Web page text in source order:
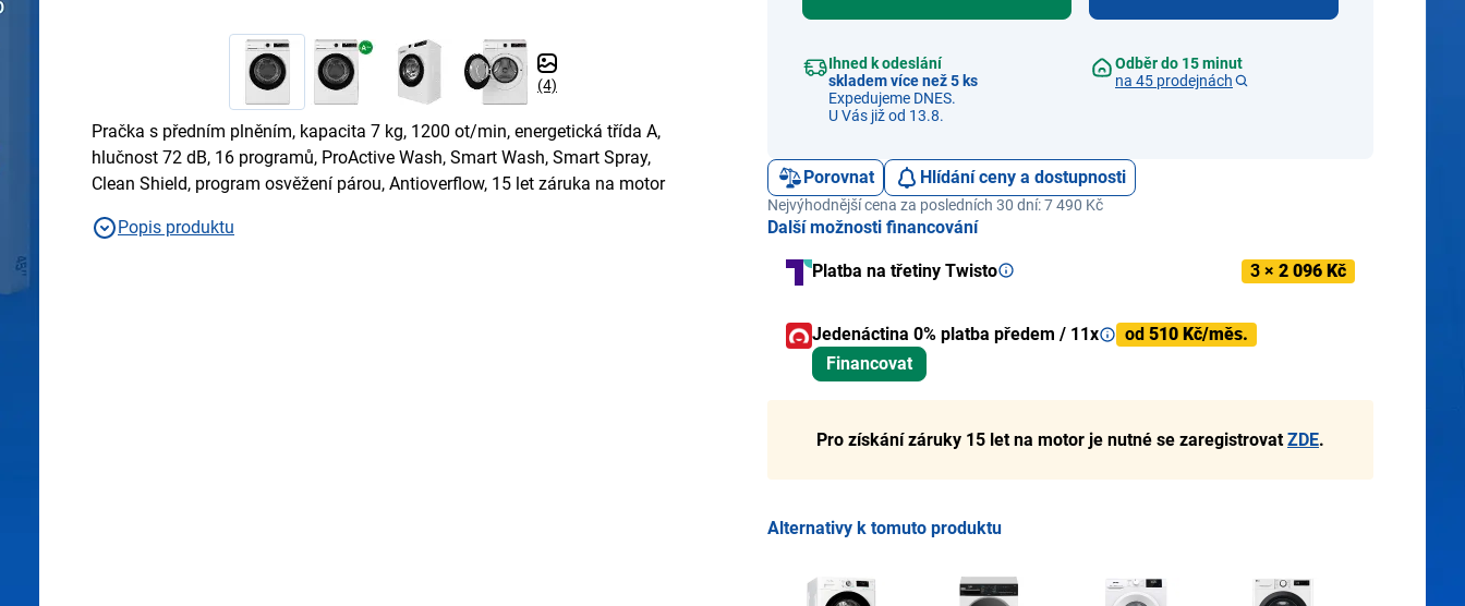
(4)
Pračka s předním plněním, kapacita 7 kg, 1200 ot/min, energetická třída A,
hlučnost 72 dB, 16 programů, ProActive Wash, Smart Wash, Smart Spray,
Clean Shield, program osvěžení párou, Antioverflow, 15 let záruka na motor
Popis produktu
Ihned k odeslání
skladem více než 5 ks
Expedujeme DNES.
U Vás již od 13.8.
Odběr do 15 minut
na 45 prodejnách
Porovnat Hlídání ceny a dostupnosti
Nejvýhodnější cena za posledních 30 dní: 7 490 Kč
Další možnosti financování
Platba na třetiny Twisto 3 × 2 096 Kč
Jedenáctina 0% platba předem / 11x od 510 Kč/měs.
Financovat
Pro získání záruky 15 let na motor je nutné se zaregistrovatZDE.
Alternativy k tomuto produktu